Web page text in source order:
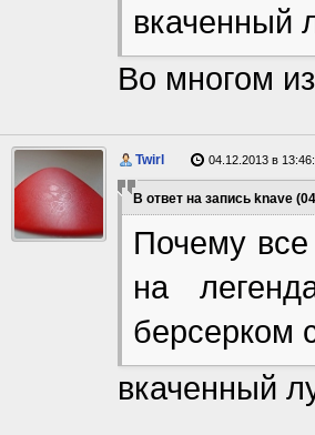
вкаченный
Во многом
Twirl 04.12.2013 в
В ответ на запись knave
Почему все
на
берсерком
вкаченный